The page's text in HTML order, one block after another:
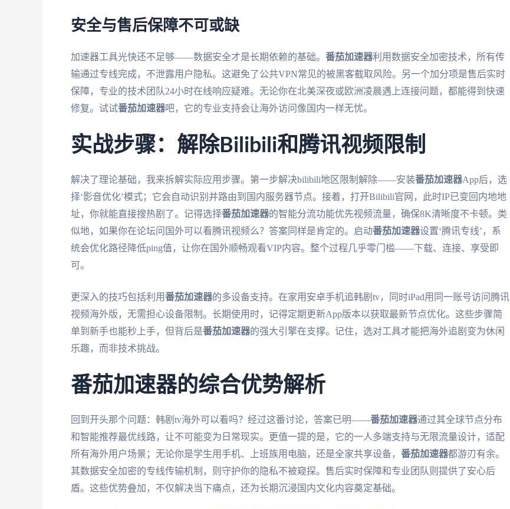
安全与售后保障不可或缺
加速器工具光快还不足够——数据安全才是长期依赖的基础。 番茄加速器利用数据安全加密技术，所有传
输通过专线完成，不泄露用户隐私。这避免了公共VPN常见的被黑客截取风险。另一个加分项是售后实时
保障，专业的技术团队24小时在线响应疑难。无论你在北美深夜或欧洲凌晨遇上连接问题，都能得到快速
修复。试试番茄加速器吧，它的专业支持会让海外访问像国内一样无忧。
实战步骤：解除Bilibili和腾讯视频限制
解决了理论基础，我来拆解实际应用步骤。第一步解决bilibili地区限制解除——安装番茄加速器App后，选
择‘影音优化’模式；它会自动识别并路由到国内服务器节点。接着，打开Bilibili官网，此时IP已变回内地地
址，你就能直接搜热剧了。记得选择番茄加速器的智能分流功能优先视频流量，确保8K清晰度不卡顿。类
似地，如果你在论坛问国外可以看腾讯视频么？答案同样是肯定的。启动番茄加速器设置‘腾讯专线’，系
统会优化路径降低ping值，让你在国外顺畅观看VIP内容。整个过程几乎零门槛——下载、连接、享受即
可。
更深入的技巧包括利用番茄加速器的多设备支持。在家用安卓手机追韩剧tv，同时iPad用同一账号访问腾讯
视频海外版，无需担心设备限制。长期使用时，记得定期更新App版本以获取最新节点优化。这些步骤简
单到新手也能秒上手，但背后是番茄加速器的强大引擎在支撑。记住，选对工具才能把海外追剧变为休闲
乐趣，而非技术挑战。
番茄加速器的综合优势解析
回到开头那个问题：韩剧tv海外可以看吗？经过这番讨论，答案已明——番茄加速器通过其全球节点分布
和智能推荐最优线路，让不可能变为日常现实。更值一提的是，它的一人多端支持与无限流量设计，适配
所有海外用户场景；无论你是学生用手机、上班族用电脑，还是全家共享设备， 番茄加速器都游刃有余。
其数据安全加密的专线传输机制，则守护你的隐私不被窥探。售后实时保障和专业团队则提供了安心后
盾。这些优势叠加，不仅解决当下痛点，还为长期沉浸国内文化内容奠定基础。